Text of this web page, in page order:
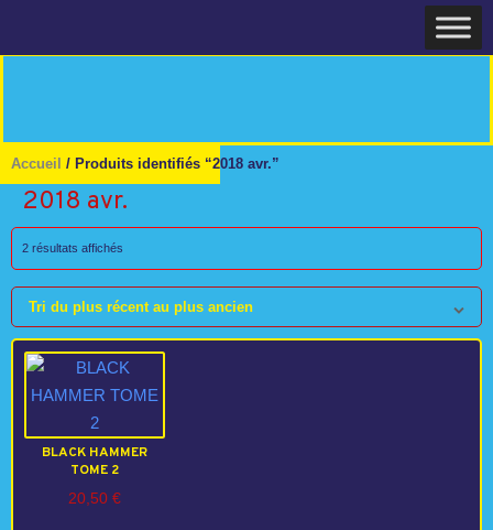
Accueil / Produits identifiés “2018 avr.”
2018 avr.
2 résultats affichés
du
plus
récent
au
plus
ancien
Tri du plus récent au plus ancien
BLACK HAMMER
TOME 2
20,50 €